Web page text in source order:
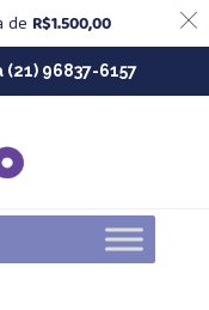
de R$1.500,00
96837-6157